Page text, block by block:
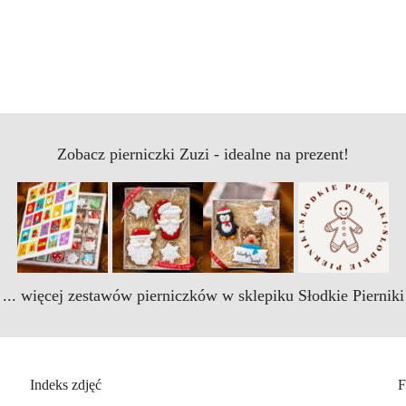
Zobacz pierniczki Zuzi - idealne na prezent!
... więcej zestawów pierniczków w sklepiku Słodkie Pierniki
Indeks zdjęć